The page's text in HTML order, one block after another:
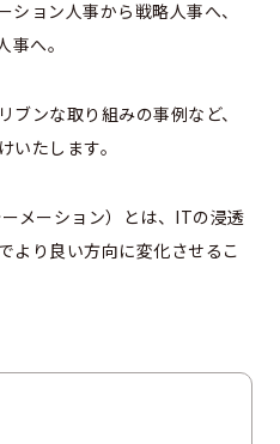
ョン人事から戦略人事へ、
へ。
ンな取り組みの事例など、
いたします。
メーション）とは、ITの浸透
より良い方向に変化させるこ